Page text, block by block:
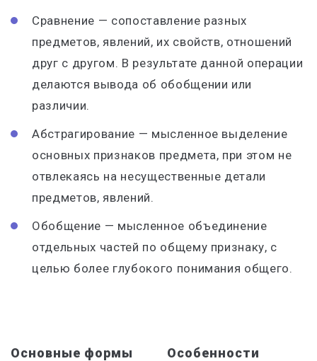
Сравнение — сопоставление разных
предметов, явлений, их свойств, отношений
друг с другом. В результате данной операции
делаются вывода об обобщении или
различии.
Абстрагирование — мысленное выделение
основных признаков предмета, при этом не
отвлекаясь на несущественные детали
предметов, явлений.
Обобщение — мысленное объединение
отдельных частей по общему признаку, с
целью более глубокого понимания общего.
Основные формы
Особенности